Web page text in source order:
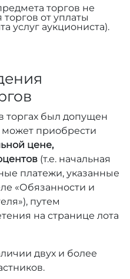
торгов не
от уплаты
услуг аукциониста).
торгах был допущен
может приобрести
цене,
(т.е. начальная
платежи, указанные
«Обязанности и
путем
на странице лота
двух и более